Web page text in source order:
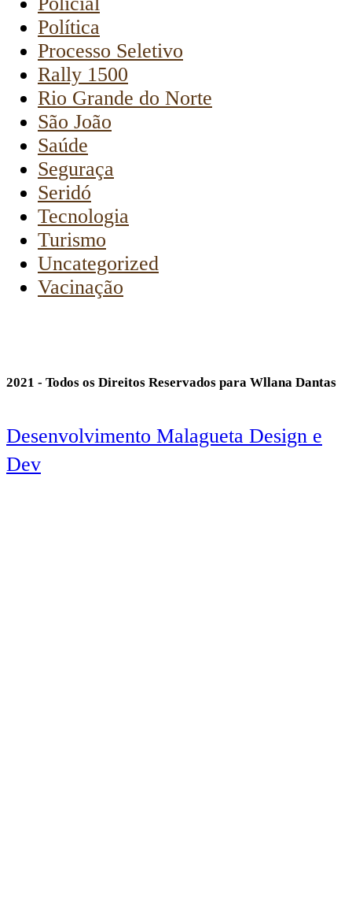
Política
Processo Seletivo
Rally 1500
Rio Grande do Norte
São João
Saúde
Seguraça
Seridó
Tecnologia
Turismo
Uncategorized
Vacinação
2021 - Todos os Direitos Reservados para Wllana Dantas
Desenvolvimento Malagueta Design e
Dev